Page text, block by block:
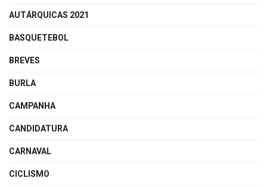
AUTÁRQUICAS 2021
BASQUETEBOL
BREVES
BURLA
CAMPANHA
CANDIDATURA
CARNAVAL
CICLISMO